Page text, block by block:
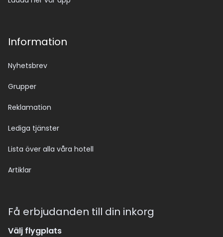
Information
Nyhetsbrev
Grupper
Reklamation
Lediga tjänster
Lista över alla våra hotell
Artiklar
Få erbjudanden till din inkorg
Välj flygplats